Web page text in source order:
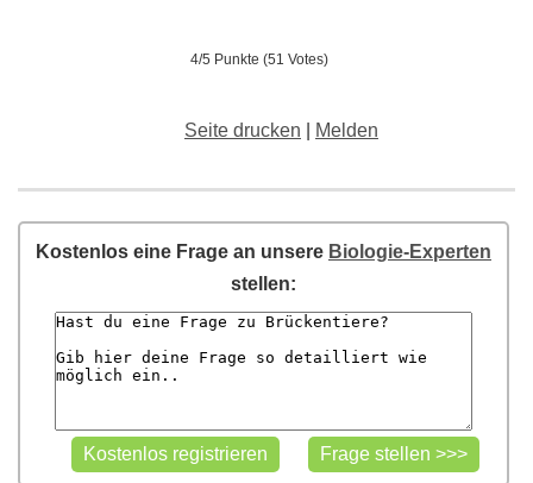
4/5 Punkte (51 Votes)
Seite drucken Melden
Kostenlos eine Frage an unsere Biologie-Experten
stellen: